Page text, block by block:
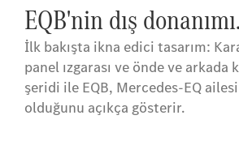
EQB'nin dış donanımı.
İlk bakışta ikna edici tasarım:
panel ızgarası ve önde ve arkada
şeridi ile EQB, Mercedes-EQ
olduğunu açıkça gösterir.